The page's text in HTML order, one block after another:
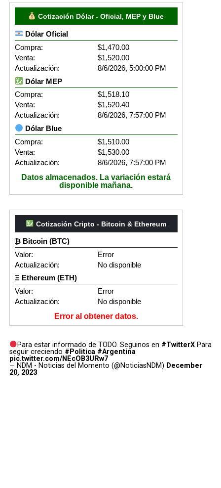
Cotización Dólar - Oficial, MEP y Blue
Dólar Oficial
Compra:
$1,470.00
Venta:
$1,520.00
Actualización:
8/6/2026, 5:00:00 PM
Dólar MEP
Compra:
$1,518.10
Venta:
$1,520.40
Actualización:
8/6/2026, 7:57:00 PM
Dólar Blue
Compra:
$1,510.00
Venta:
$1,530.00
Actualización:
8/6/2026, 7:57:00 PM
Datos almacenados. La variación estará
disponible mañana.
Cotización Cripto - Bitcoin & Ethereum
₿ Bitcoin (BTC)
Valor:
Error
Actualización:
No disponible
Ξ Ethereum (ETH)
Valor:
Error
Actualización:
No disponible
Error al obtener datos.
Para estar informado de TODO. Seguinos en #TwitterX Para
seguir creciendo #Politica #Argentina
pic.twitter.com/NEcOB3URw7
— NDM - Noticias del Momento (@NoticiasNDM) December
20, 2023